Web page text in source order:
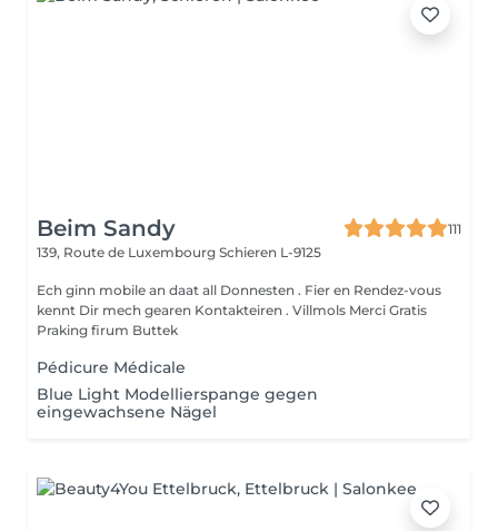
Beim Sandy
111
139, Route de Luxembourg Schieren L-9125
Ech ginn mobile an daat all Donnesten . Fier en Rendez-vous
kennt Dir mech gearen Kontakteiren . Villmols Merci Gratis
Praking firum Buttek
Pédicure Médicale
Blue Light Modellierspange gegen
eingewachsene Nägel